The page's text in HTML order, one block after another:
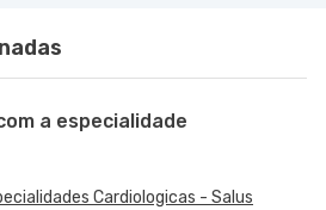
a especialidade
Cardiologicas - Salus